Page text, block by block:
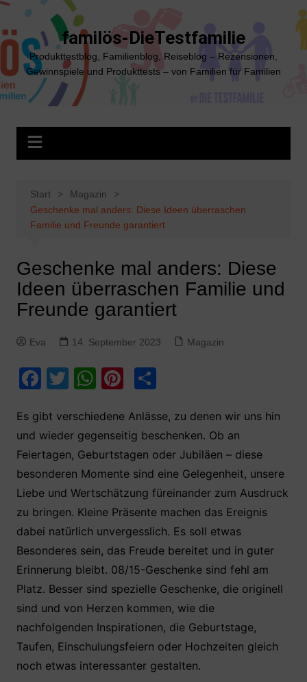
Zum
springen
familös-DieTestfamilie
Produkttestblog, Familienblog, Reiseblog – Rezensionen,
Gewinnspiele und Produkttests – von Familien für Familien
Start
Magazin
Geschenke mal anders: Diese Ideen überraschen
Familie und Freunde garantiert
Geschenke mal anders: Diese
Ideen überraschen Familie und
Freunde garantiert
Eva 14. September 2023 Magazin
F
c
e
b
o
o
k
T
itt
er
W
at
s
A
p
p
Pi
er
e
st
T
le
n
Es gibt verschiedene Anlässe, zu denen wir uns hin
und wieder gegenseitig beschenken. Ob an
Feiertagen, Geburtstagen oder Jubiläen – diese
besonderen Momente sind eine Gelegenheit, unsere
Liebe und Wertschätzung füreinander zum Ausdruck
zu bringen. Kleine Präsente machen das Ereignis
dabei natürlich unvergesslich. Es soll etwas
Besonderes sein, das Freude bereitet und in guter
Erinnerung bleibt. 08/15-Geschenke sind fehl am
Platz. Besser sind spezielle Geschenke, die originell
sind und von Herzen kommen, wie die
nachfolgenden Inspirationen, die Geburtstage,
Taufen, Einschulungsfeiern oder Hochzeiten gleich
noch etwas interessanter gestalten.